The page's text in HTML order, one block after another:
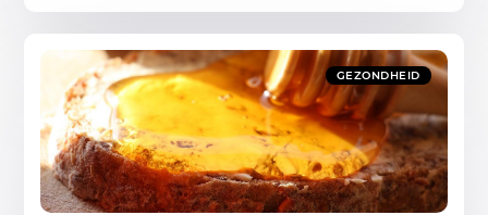
GEZONDHEID